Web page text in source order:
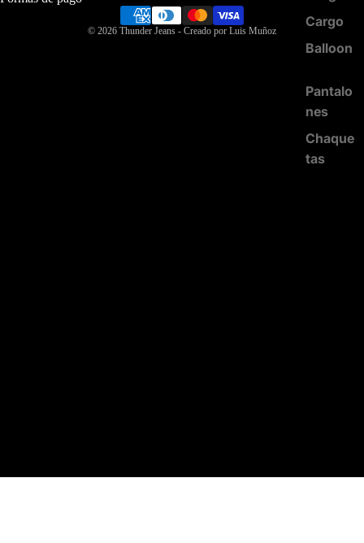
Cargo
Balloon
Pantalo
nes
Chaque
tas
© 2026 Thunder Jeans - Creado por Luis Muñoz